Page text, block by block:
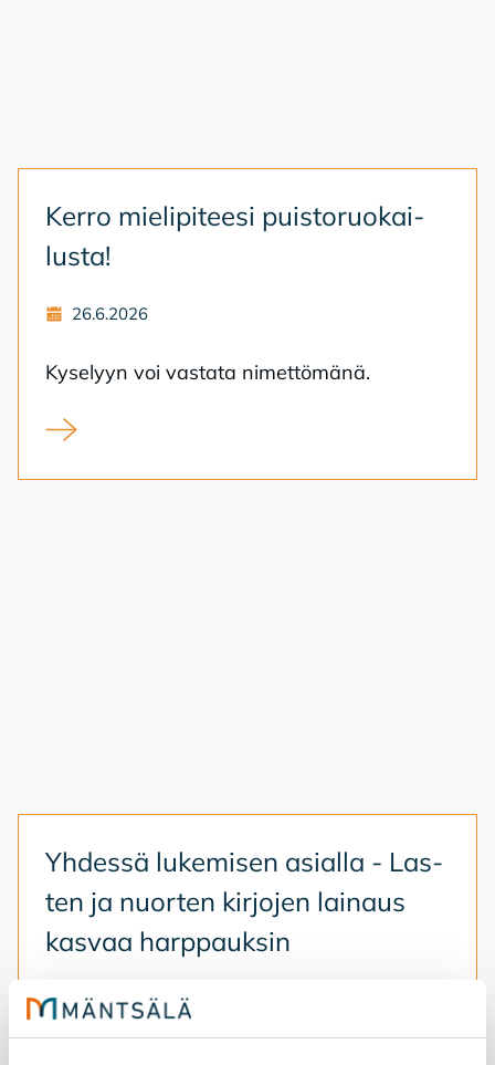
Ker­ro mie­li­pi­tee­si puis­to­ruo­kai­
lus­ta!
26.6.2026
Ky­se­lyyn voi vas­ta­ta ni­met­tö­mä­nä.
Kerro mielipiteesi puistoruokailusta!
Yh­des­sä lu­ke­mi­sen asial­la - Las­
ten ja nuor­ten kir­jo­jen lai­naus
kas­vaa harp­pauk­sin
27.5.2026 asiointi